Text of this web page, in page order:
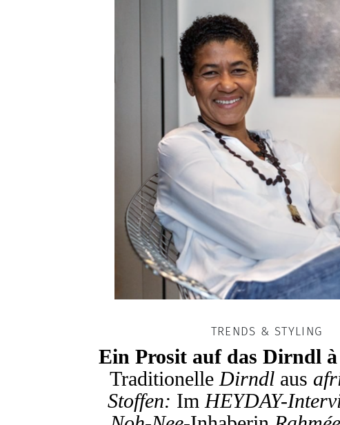
TRENDS & STYLING
Ein Prosit auf das Dirndl
Traditionelle Dirndlaus
Stoffen: Im HEYDAY-